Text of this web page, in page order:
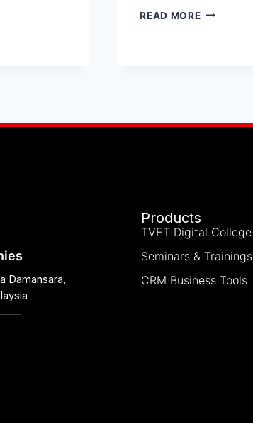
READ MORE
Damansara,
Products
TVET Digital College
Seminars & Trainings
CRM Business Tools